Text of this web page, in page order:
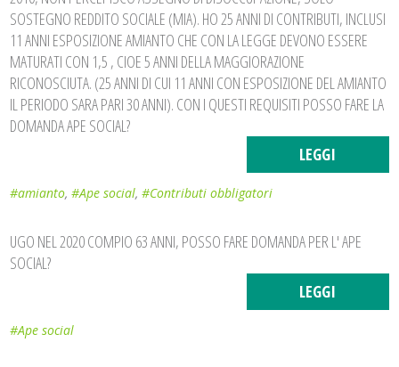
SOSTEGNO REDDITO SOCIALE (MIA). HO 25 ANNI DI CONTRIBUTI, INCLUSI
11 ANNI ESPOSIZIONE AMIANTO CHE CON LA LEGGE DEVONO ESSERE
MATURATI CON 1,5 , CIOE 5 ANNI DELLA MAGGIORAZIONE
RICONOSCIUTA. (25 ANNI DI CUI 11 ANNI CON ESPOSIZIONE DEL AMIANTO
IL PERIODO SARA PARI 30 ANNI). CON I QUESTI REQUISITI POSSO FARE LA
DOMANDA APE SOCIAL?
LEGGI
#amianto,#Ape social,#Contributi obbligatori
UGO NEL 2020 COMPIO 63 ANNI, POSSO FARE DOMANDA PER L' APE
SOCIAL?
LEGGI
#Ape social